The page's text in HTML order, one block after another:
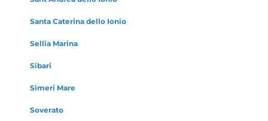
Santa Caterina dello Ionio
Sellia Marina
Sibari
Simeri Mare
Soverato